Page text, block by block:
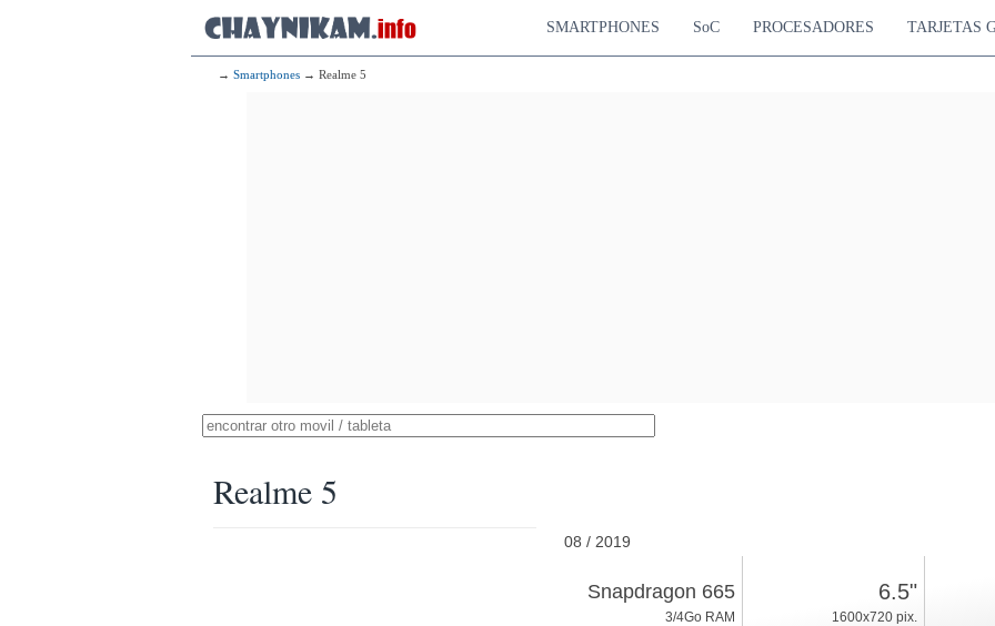
SMARTPHONES SoC PROCESADORES TARJETAS
→ Smartphones → Realme 5
Realme 5
08 / 2019
Android 9.0, Realme UI
Snapdragon 665
3/4Go RAM
6.5"
1600x720 pix.